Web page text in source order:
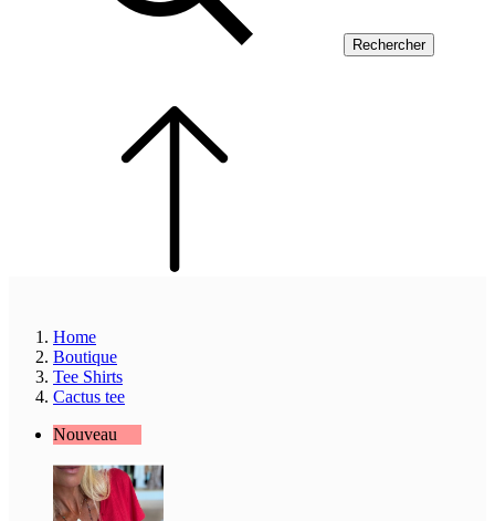
Rechercher
Home
Boutique
Tee Shirts
Cactus tee
Nouveau